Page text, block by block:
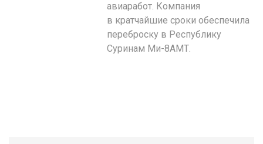
авиаработ. Компания
в кратчайшие сроки обеспечила
переброску в Республику
Суринам Ми-8АМТ.